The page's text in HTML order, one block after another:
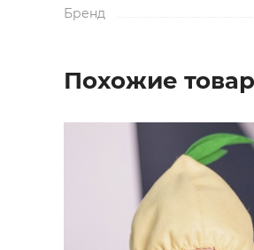
Бренд
Похожие